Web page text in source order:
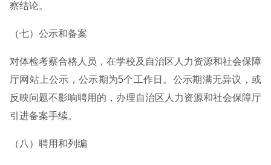
察结论。
（七）公示和备案
对体检考察合格人员，在学校及自治区人力资源和社会保障
厅网站上公示，公示期为5个工作日。公示期满无异议，或
反映问题不影响聘用的，办理自治区人力资源和社会保障厅
引进备案手续。
（八）聘用和列编